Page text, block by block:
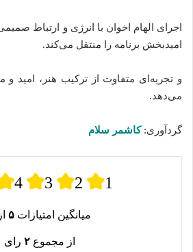
اجرای الهام اخوان با انرژی و ارتباط
امیدبخش برنامه را منتقل می‌کند.
و تجربه‌ای متفاوت از ترکیب هنر، امید و
می‌دهد.
گردآوری:کاشمر سلام
4 3 2 1
میانگین امتیازات ۵ از ۵
از مجموع ۲ رای